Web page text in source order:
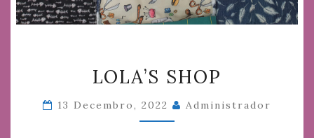
SHOP
LOLA’S SHOP
13 Decembro, 2022 Administrador